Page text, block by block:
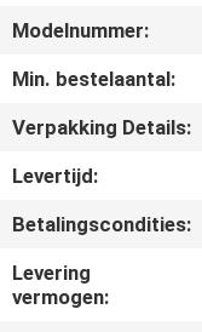
CONTACTEER
ONS
NIEUWS
GEVALLEN
Modelnummer:
Min. bestelaantal:
Verpakking Details:
Levertijd:
Betalingscondities:
Levering
vermogen: